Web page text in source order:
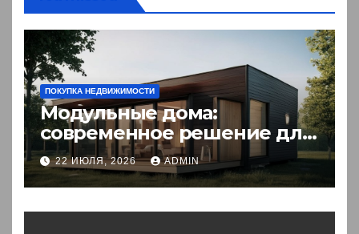
ПОКУПКА НЕДВИЖИМОСТИ
Модульные дома:
современное решение для
комфортного житья
22 ИЮЛЯ, 2026 ADMIN